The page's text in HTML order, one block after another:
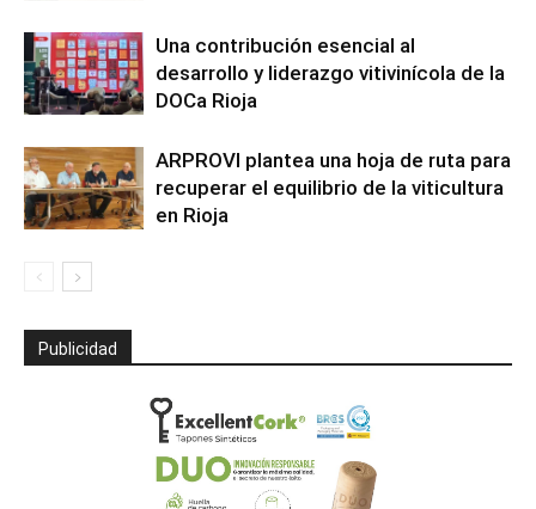
Una contribución esencial al
desarrollo y liderazgo vitivinícola de la
DOCa Rioja
ARPROVI plantea una hoja de ruta para
recuperar el equilibrio de la viticultura
en Rioja
Publicidad